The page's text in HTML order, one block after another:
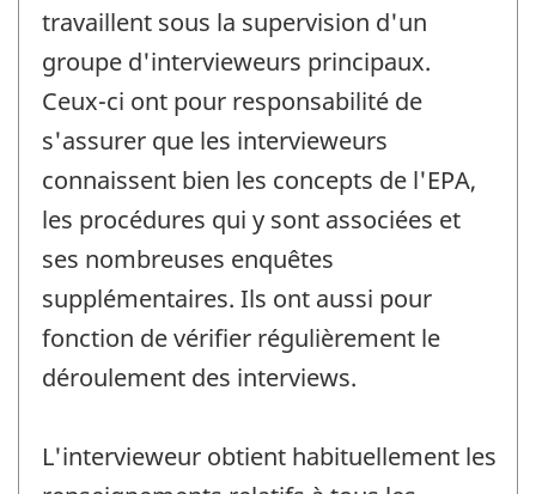
travaillent sous la supervision d'un
groupe d'intervieweurs principaux.
Ceux-ci ont pour responsabilité de
s'assurer que les intervieweurs
connaissent bien les concepts de l'EPA,
les procédures qui y sont associées et
ses nombreuses enquêtes
supplémentaires. Ils ont aussi pour
fonction de vérifier régulièrement le
déroulement des interviews.
L'intervieweur obtient habituellement les